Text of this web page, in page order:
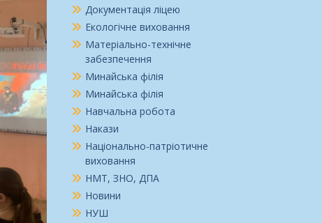
Документація ліцею
Екологічне виховання
Матеріально-технічне
забезпечення
Минайська філія
Минайська філія
Навчальна робота
Накази
Національно-патріотичне
виховання
НМТ, ЗНО, ДПА
Новини
НУШ